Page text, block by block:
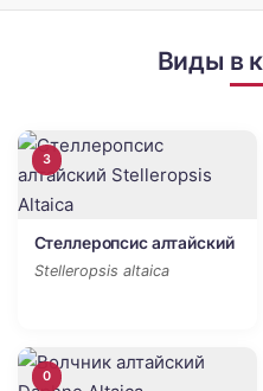
Виды в
3
Стеллеропсис алтайский
Stelleropsis altaica
0